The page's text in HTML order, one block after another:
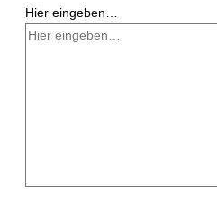
Hier eingeben…